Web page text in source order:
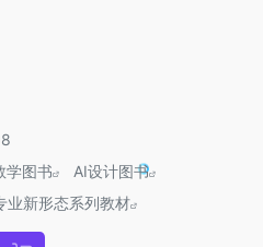
学图书
AI设计图书
业新形态系列教材